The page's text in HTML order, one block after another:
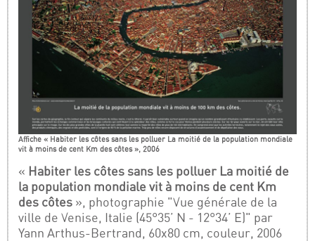
Affiche « Habiter les côtes sans les polluer La moitié de la population mondiale
vit à moins de cent Km des côtes », 2006
« Habiter les côtes sans les polluer La moitié de
la population mondiale vit à moins de cent Km
des côtes », photographie "Vue générale de la
ville de Venise, Italie (45°35’ N - 12°34’ E)" par
Yann Arthus-Bertrand, 60x80 cm, couleur, 2006